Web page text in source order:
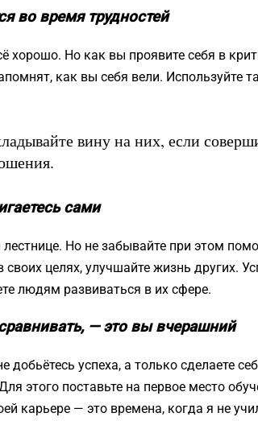
во время трудностей
хорошо. Но как вы проявите себя в
как вы себя вели. Используйте
вину на них, если
сами
Но не забывайте при этом
целях, улучшайте жизнь других.
людям развиваться в их сфере.
— это вы вчерашний
добьётесь успеха, а только сделаете
этого поставьте на первое место
карьере — это времена, когда я не